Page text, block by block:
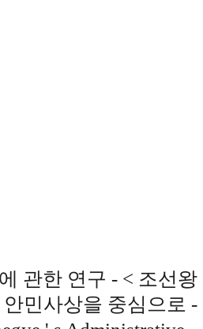
관한 연구 - < 조선왕
민사상을 중심으로 -